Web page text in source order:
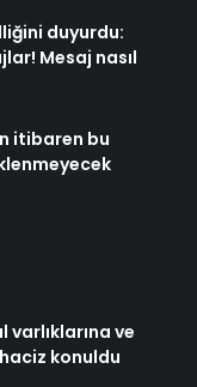
duyurdu:
Mesaj nasıl
itibaren bu
varlıklarına ve
konuldu